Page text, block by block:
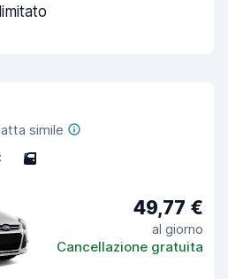
simile
5
49,77 €
al giorno
Cancellazione gratuita